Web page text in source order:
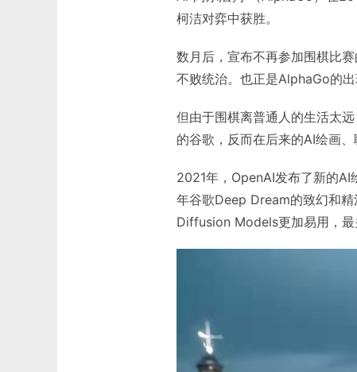
柯洁对弈中获胜。
数月后，宣布不再参加围棋比
不败统治。也正是AlphaGo的
但由于围棋离普通人的生活太
的谷歌，反而在后来的AI绘画、
2021年，OpenAI发布了新的AI
年谷歌Deep Dream的致幻和
Diffusion Models更加易用，最